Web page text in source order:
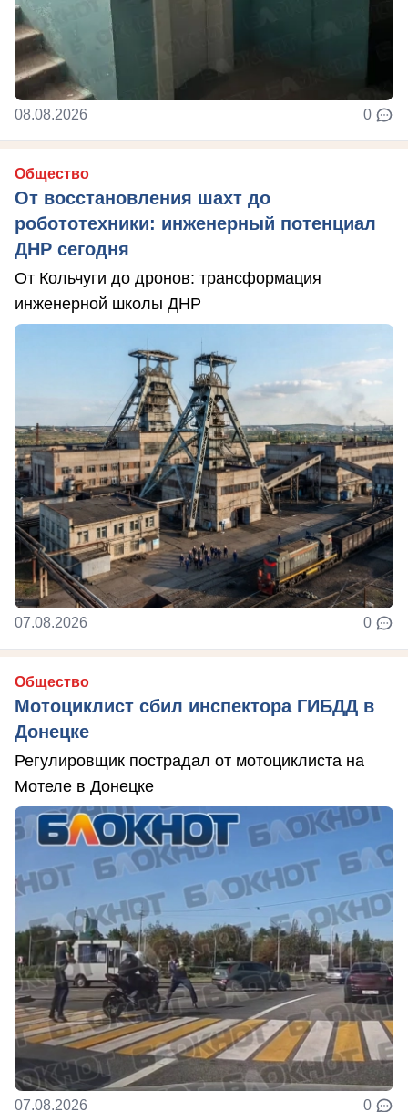
08.08.2026 0
Общество
От восстановления шахт до
робототехники: инженерный потенциал
ДНР сегодня
От Кольчуги до дронов: трансформация
инженерной школы ДНР
07.08.2026 0
Общество
Мотоциклист сбил инспектора ГИБДД в
Донецке
Регулировщик пострадал от мотоциклиста на
Мотеле в Донецке
07.08.2026 0